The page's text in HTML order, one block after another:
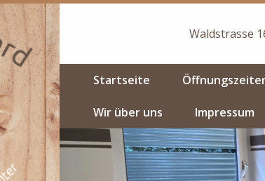
Waldstrasse
Startseite
Wir über uns Impressum